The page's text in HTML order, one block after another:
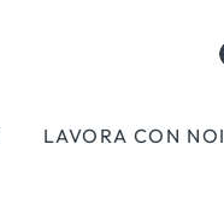
LAVORA CON NOI